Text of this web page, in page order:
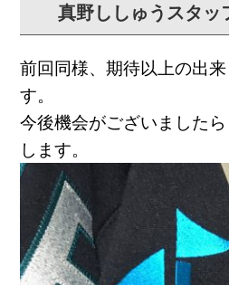
真野ししゅうスタッ
前回同様、期待以上の出
す。
今後機会がございました
します。